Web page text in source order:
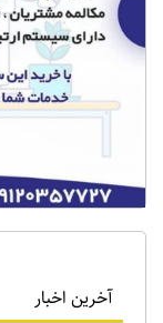
آخرین اخبار